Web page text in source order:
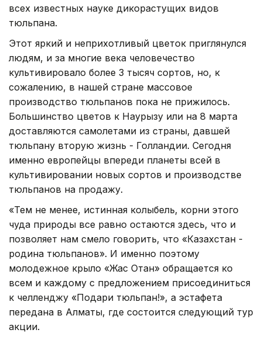
всех известных науке дикорастущих видов
тюльпана.
Этот яркий и неприхотливый цветок приглянулся
людям, и за многие века человечество
культивировало более 3 тысяч сортов, но, к
сожалению, в нашей стране массовое
производство тюльпанов пока не прижилось.
Большинство цветов к Наурызу или на 8 марта
доставляются самолетами из страны, давшей
тюльпану вторую жизнь - Голландии. Сегодня
именно европейцы впереди планеты всей в
культивировании новых сортов и производстве
тюльпанов на продажу.
«Тем не менее, истинная колыбель, корни этого
чуда природы все равно остаются здесь, что и
позволяет нам смело говорить, что «Казахстан -
родина тюльпанов». И именно поэтому
молодежное крыло «Жас Отан» обращается ко
всем и каждому с предложением присоединиться
к челленджу «Подари тюльпан!», а эстафета
передана в Алматы, где состоится следующий тур
акции.